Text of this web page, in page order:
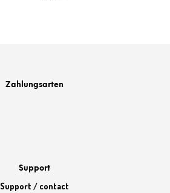
Zahlungsarten
Support
Support / contact